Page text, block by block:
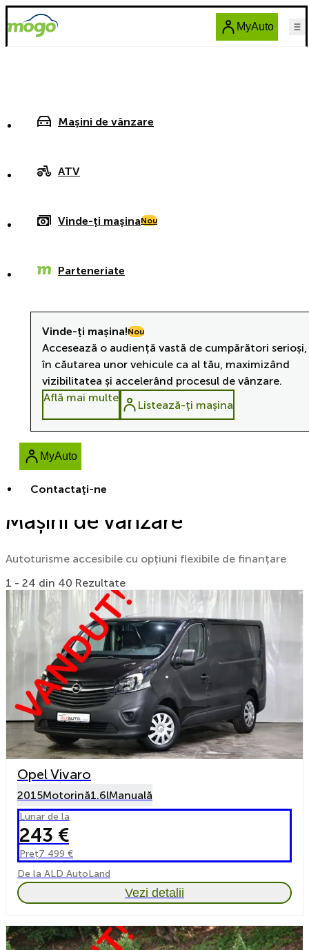
MyAuto
Mașini de vânzare
ATV
Vinde-ți mașinaNou
Parteneriate
Contactaţi-ne
Vinde-ți mașina!Nou
Accesează o audiență vastă de cumpărători
în căutarea unor vehicule ca al tău, maximizând
vizibilitatea și accelerând procesul de vânzare.
Află mai multe
Listează-ți mașina
MyAuto
Mașini de vânzare
Autoturisme accesibile cu opțiuni flexibile de finanțare
1 - 24 din 40 Rezultate
Opel Vivaro
2015Motorină1.6lManuală
Lunar de la
243 €
Preț7 499 €
De la ALD AutoLand
Vezi detalii